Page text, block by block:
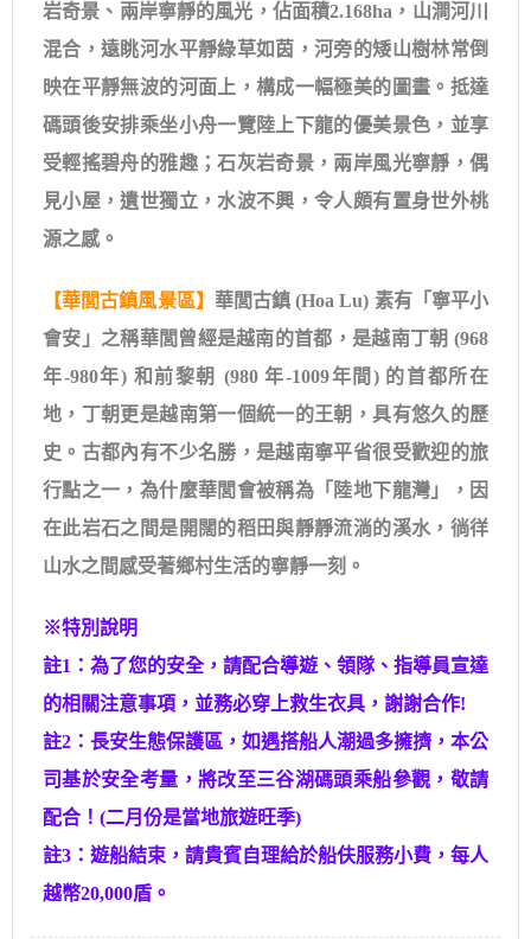
岩奇景、兩岸寧靜的風光，佔面積2.168ha，山澗河川
混合，遠眺河水平靜綠草如茵，河旁的矮山樹林常倒
映在平靜無波的河面上，構成一幅極美的圖畫。抵達
碼頭後安排乘坐小舟一覽陸上下龍的優美景色，並享
受輕搖碧舟的雅趣；石灰岩奇景，兩岸風光寧靜，偶
見小屋，遺世獨立，水波不興，令人頗有置身世外桃
源之感。
【華閭古鎮風景區】 華閭古鎮 (Hoa Lu) 素有「寧平小
會安」之稱華閭曾經是越南的首都，是越南丁朝 (968
年-980年) 和前黎朝 (980 年-1009年間) 的首都所在
地，丁朝更是越南第一個統一的王朝，具有悠久的歷
史。古都內有不少名勝，是越南寧平省很受歡迎的旅
行點之一，為什麼華閭會被稱為「陸地下龍灣」，因
在此岩石之間是開闊的稻田與靜靜流淌的溪水，徜徉
山水之間感受著鄉村生活的寧靜一刻。
※特別說明
註1：為了您的安全，請配合導遊、領隊、指導員宣達
的相關注意事項，並務必穿上救生衣具，謝謝合作!
註2：長安生態保護區，如遇搭船人潮過多擁擠，本公
司基於安全考量，將改至三谷湖碼頭乘船參觀，敬請
配合！(二月份是當地旅遊旺季)
註3：遊船結束，請貴賓自理給於船伕服務小費，每人
越幣20,000盾。